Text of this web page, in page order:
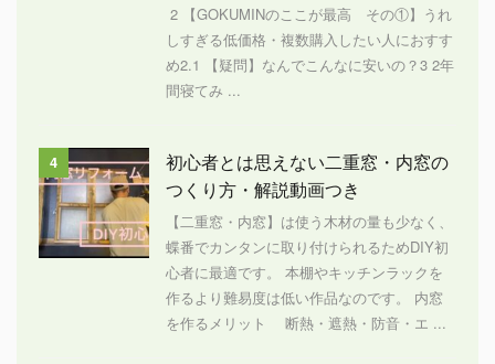
2 【GOKUMINのここが最高 その①】うれ
しすぎる低価格・複数購入したい人におすす
め2.1 【疑問】なんでこんなに安いの？3 2年
間寝てみ ...
4
初心者とは思えない二重窓・内窓の
つくり方・解説動画つき
【二重窓・内窓】は使う木材の量も少なく、
蝶番でカンタンに取り付けられるためDIY初
心者に最適です。 本棚やキッチンラックを
作るより難易度は低い作品なのです。 内窓
を作るメリット 断熱・遮熱・防音・エ ...